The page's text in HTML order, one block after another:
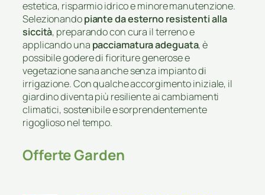
estetica, risparmio idrico e minore manutenzione.
Selezionandopiante da esterno resistenti alla
siccità, preparando con cura il terreno e
applicando una pacciamatura adeguata, è
possibile godere di fioriture generose e
vegetazione sana anche senza impianto di
irrigazione. Con qualche accorgimento iniziale, il
giardino diventa più resiliente ai cambiamenti
climatici, sostenibile e sorprendentemente
rigoglioso nel tempo.
Offerte Garden